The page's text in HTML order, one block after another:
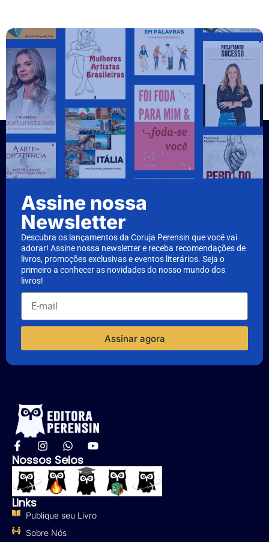
Assine nossa
Newsletter
Descubra os lançamentos da Coruja Perensin que você vai
adorar! Assine nossa newsletter e receba recomendações de
livros, promoções exclusivas e eventos literários. Seja o
primeiro a conhecer as novidades do nosso mundo dos
livros!
Assinar agora
Nossos Selos
Links
Publique seu Livro
Sobre Nós